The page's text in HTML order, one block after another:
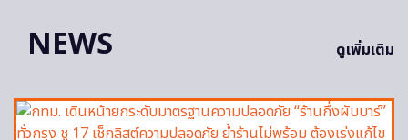
NEWS
ดูเพิ่มเติม